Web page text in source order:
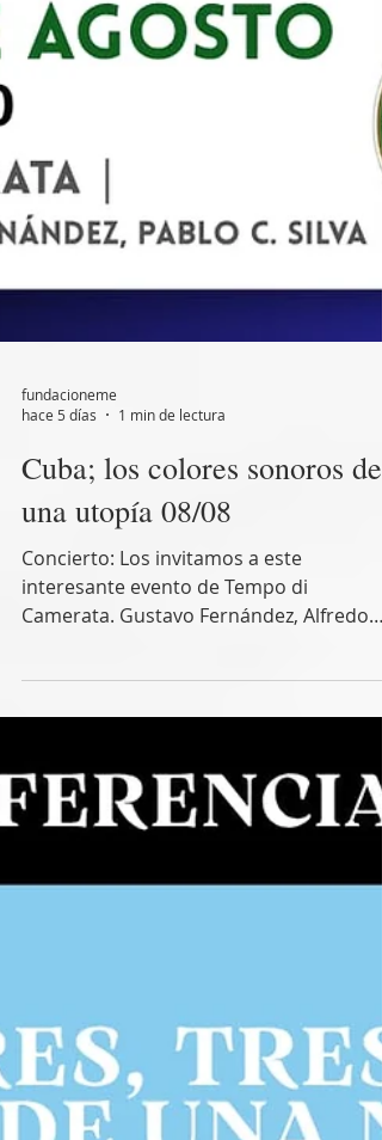
hace 5 días
1 min de lectura
Cuba; los colores sonoros de
una utopía 08/08
Concierto: Los invitamos a este
interesante evento de Tempo di
Obiol y Pablo Cáceres Silva. CUBA; LOS
COLORES SONOROS DE UNA UTOPÍA. LA
ESTRADA. 🟡 El sábado 8 de agosto a las
20:00 en Colón 80, Bahía Blanca.
✅ENTRADA LIBRE Y GRATUITA.